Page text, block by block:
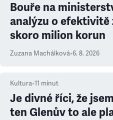
Bouře na
analýzu o efektivitě
skoro milion korun
Zuzana Machálková•6. 8. 2026
Kultura•11 minut
Je divné říci, že
ten Glenův to ale